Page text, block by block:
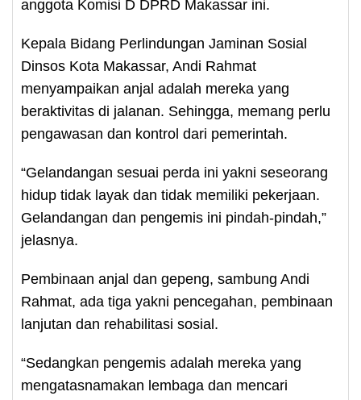
anggota Komisi D DPRD Makassar ini.
Kepala Bidang Perlindungan Jaminan Sosial
Dinsos Kota Makassar, Andi Rahmat
menyampaikan anjal adalah mereka yang
beraktivitas di jalanan. Sehingga, memang perlu
pengawasan dan kontrol dari pemerintah.
“Gelandangan sesuai perda ini yakni seseorang
hidup tidak layak dan tidak memiliki pekerjaan.
Gelandangan dan pengemis ini pindah-pindah,”
jelasnya.
Pembinaan anjal dan gepeng, sambung Andi
Rahmat, ada tiga yakni pencegahan, pembinaan
lanjutan dan rehabilitasi sosial.
“Sedangkan pengemis adalah mereka yang
mengatasnamakan lembaga dan mencari